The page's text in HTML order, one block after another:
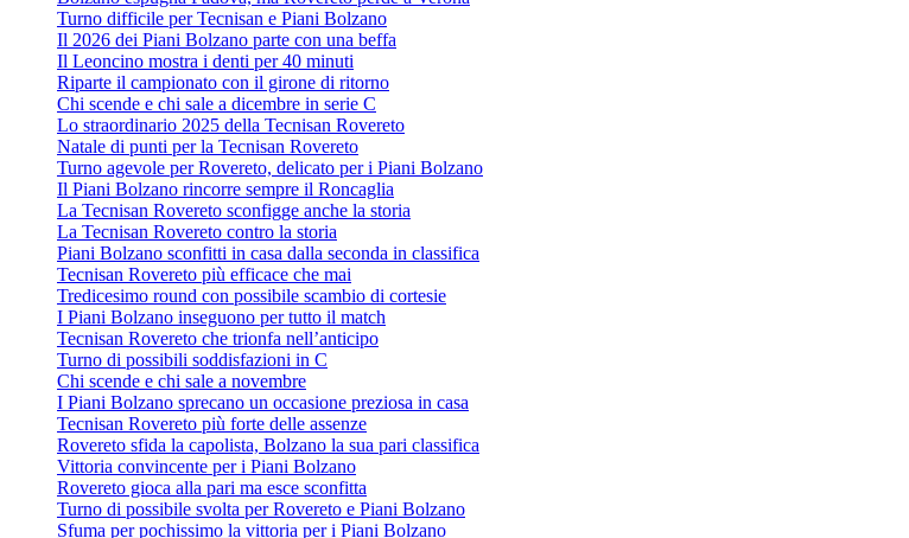
Turno difficile per Tecnisan e Piani Bolzano
Il 2026 dei Piani Bolzano parte con una beffa
Il Leoncino mostra i denti per 40 minuti
Riparte il campionato con il girone di ritorno
Chi scende e chi sale a dicembre in serie C
Lo straordinario 2025 della Tecnisan Rovereto
Natale di punti per la Tecnisan Rovereto
Turno agevole per Rovereto, delicato per i Piani Bolzano
Il Piani Bolzano rincorre sempre il Roncaglia
La Tecnisan Rovereto sconfigge anche la storia
La Tecnisan Rovereto contro la storia
Piani Bolzano sconfitti in casa dalla seconda in classifica
Tecnisan Rovereto più efficace che mai
Tredicesimo round con possibile scambio di cortesie
I Piani Bolzano inseguono per tutto il match
Tecnisan Rovereto che trionfa nell’anticipo
Turno di possibili soddisfazioni in C
Chi scende e chi sale a novembre
I Piani Bolzano sprecano un occasione preziosa in casa
Tecnisan Rovereto più forte delle assenze
Rovereto sfida la capolista, Bolzano la sua pari classifica
Vittoria convincente per i Piani Bolzano
Rovereto gioca alla pari ma esce sconfitta
Turno di possibile svolta per Rovereto e Piani Bolzano
Sfuma per pochissimo la vittoria per i Piani Bolzano